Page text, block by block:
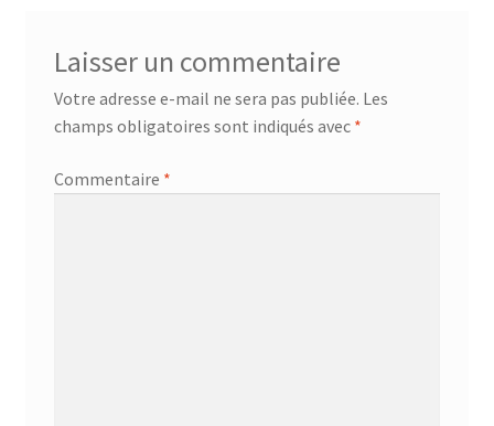
Laisser un commentaire
Votre adresse e-mail ne sera pas publiée. Les
champs obligatoires sont indiqués avec *
Commentaire *